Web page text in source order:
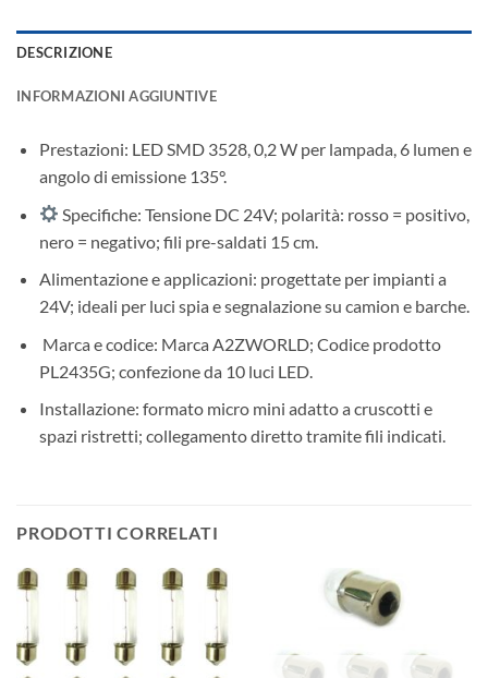
DESCRIZIONE
INFORMAZIONI AGGIUNTIVE
Prestazioni: LED SMD 3528, 0,2 W per lampada, 6 lumen e
angolo di emissione 135°.
Specifiche: Tensione DC 24V; polarità: rosso = positivo,
nero = negativo; fili pre-saldati 15 cm.
Alimentazione e applicazioni: progettate per impianti a
24V; ideali per luci spia e segnalazione su camion e barche.
️ Marca e codice: Marca A2ZWORLD; Codice prodotto
PL2435G; confezione da 10 luci LED.
Installazione: formato micro mini adatto a cruscotti e
spazi ristretti; collegamento diretto tramite fili indicati.
PRODOTTI CORRELATI